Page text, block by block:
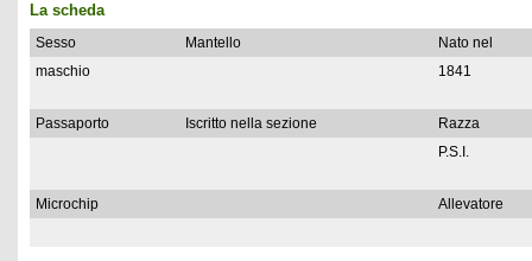
La scheda
Sesso Mantello
Nato nel
maschio
1841
Passaporto Iscritto nella sezione
Razza
P.S.I.
Microchip Allevatore